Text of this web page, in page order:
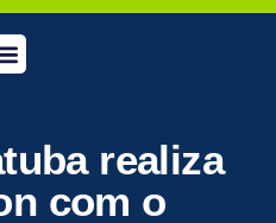
realiza
com o